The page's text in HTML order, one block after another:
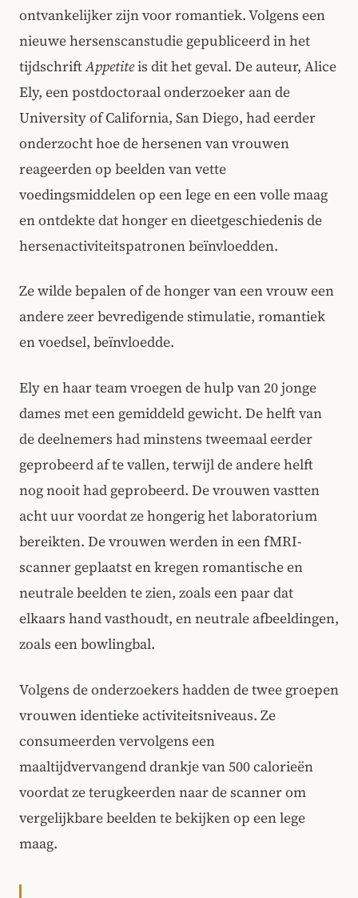
ontvankelijker zijn voor romantiek. Volgens een
nieuwe hersenscanstudie gepubliceerd in het
tijdschriftAppetiteis dit het geval. De auteur, Alice
Ely, een postdoctoraal onderzoeker aan de
University of California, San Diego, had eerder
onderzocht hoe de hersenen van vrouwen
reageerden op beelden van vette
voedingsmiddelen op een lege en een volle maag
en ontdekte dat honger en dieetgeschiedenis de
hersenactiviteitspatronen beïnvloedden.
Ze wilde bepalen of de honger van een vrouw een
andere zeer bevredigende stimulatie, romantiek
en voedsel, beïnvloedde.
Ely en haar team vroegen de hulp van 20 jonge
dames met een gemiddeld gewicht. De helft van
de deelnemers had minstens tweemaal eerder
geprobeerd af te vallen, terwijl de andere helft
nog nooit had geprobeerd. De vrouwen vastten
acht uur voordat ze hongerig het laboratorium
bereikten. De vrouwen werden in een fMRI-
scanner geplaatst en kregen romantische en
neutrale beelden te zien, zoals een paar dat
elkaars hand vasthoudt, en neutrale afbeeldingen,
zoals een bowlingbal.
Volgens de onderzoekers hadden de twee groepen
vrouwen identieke activiteitsniveaus. Ze
consumeerden vervolgens een
maaltijdvervangend drankje van 500 calorieën
voordat ze terugkeerden naar de scanner om
vergelijkbare beelden te bekijken op een lege
maag.